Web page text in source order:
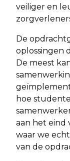
veiliger en
De
oplossingen
De meest
hoe
aan het eind
waar we
van de